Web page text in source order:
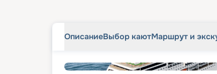
ОписаниеВыбор каютМаршрут и